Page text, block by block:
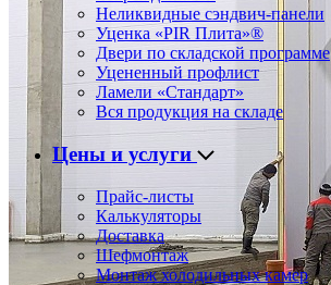
Неликвидные сэндвич-панели
Уценка «PIR Плита»®
Двери по складской программе
Уцененный профлист
Ламели «Стандарт»
Вся продукция на складе
Цены и услуги
Прайс-листы
Калькуляторы
Доставка
Шефмонтаж
Монтаж холодильных камер